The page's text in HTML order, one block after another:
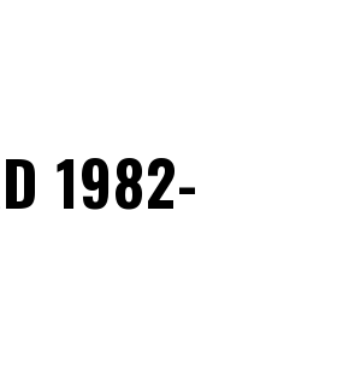
1982-